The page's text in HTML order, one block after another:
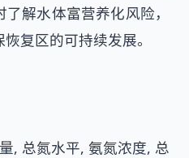
解水体富营养化风险，
复区的可持续发展。
, 总氮水平, 氨氮浓度, 总